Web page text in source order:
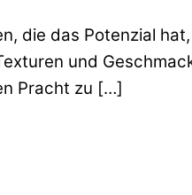
die das Potenzial
und
Pracht zu […]